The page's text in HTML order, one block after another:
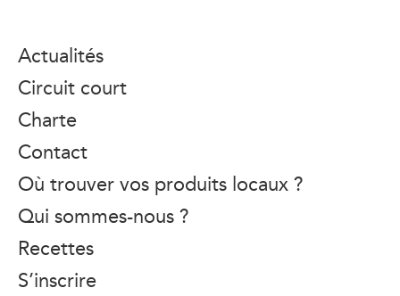
Actualités
Circuit court
Charte
Contact
Où trouver vos produits locaux ?
Qui sommes-nous ?
Recettes
S’inscrire